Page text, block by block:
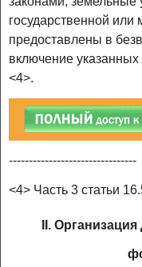
государственной или
предоставлены в
включение указанных
<4>.
--------------------------------
<4> Часть 3 статьи
II.